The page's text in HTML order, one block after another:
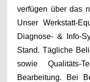
verfügen über das
Unser Werkstatt-
Diagnose- & Info-
Stand. Tägliche
sowie Qualitäts-
Bearbeitung. Bei